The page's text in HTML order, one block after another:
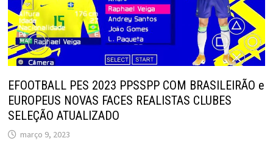
EFOOTBALL PES 2023 PPSSPP COM BRASILEIRÃO e
EUROPEUS NOVAS FACES REALISTAS CLUBES
SELEÇÃO ATUALIZADO
março 9, 2023